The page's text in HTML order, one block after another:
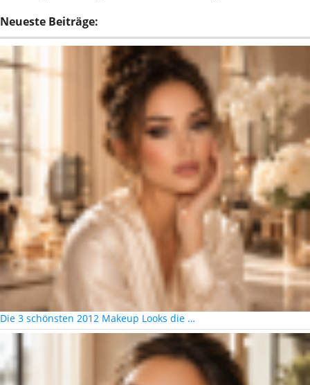
Neueste Beiträge:
Die 3 schönsten 2012 Makeup Looks die …